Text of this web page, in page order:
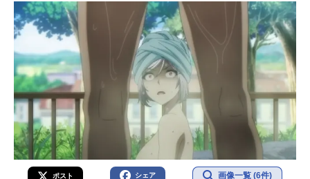
ポスト シェア 画像一覧 (6件)